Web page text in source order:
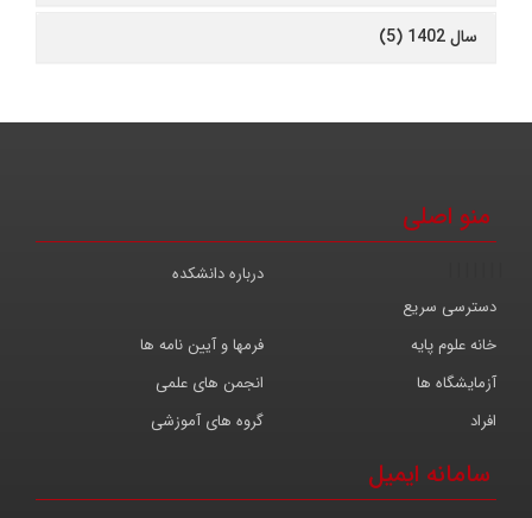
سال 1402 (5)
منو اصلی
درباره دانشکده
افراد گروه های آموزشی
آزمایشگاه ها انجمن های علمی
خانه علوم پایه فرمها و آیین نامه ها
دسترسی سریع
سامانه ایمیل